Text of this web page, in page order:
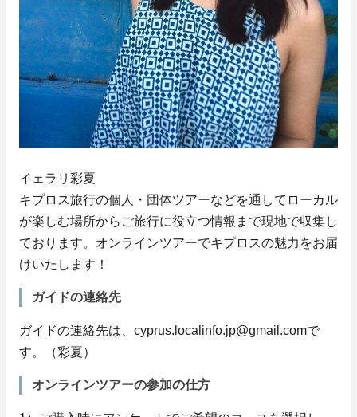
イェラリ彩夏
キプロス旅行の個人・団体ツアーなどを通してローカル
が楽しむ場所からご旅行に役立つ情報まで現地で収集し
ております。オンラインツアーでキプロスの魅力をお届
けいたします！
ガイドの連絡先
ガイドの連絡先は、cyprus.localinfo.jp@gmail.comで
す。（彩夏）
オンラインツアーの参加の仕方